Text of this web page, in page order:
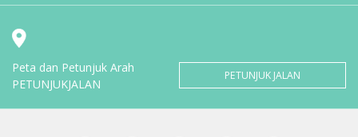
Peta dan Petunjuk Arah
PETUNJUKJALAN
PETUNJUK JALAN